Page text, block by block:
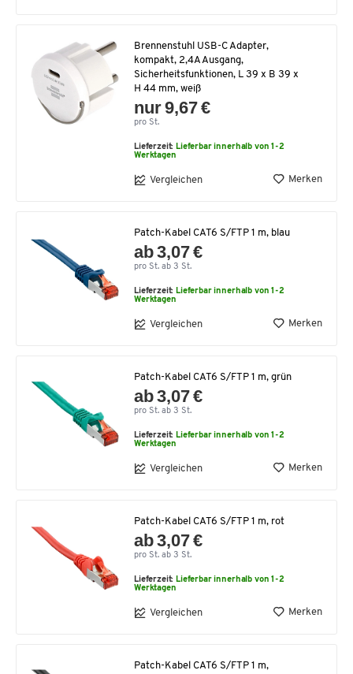
Brennenstuhl USB-C Adapter,
kompakt, 2,4A Ausgang,
Sicherheitsfunktionen, L 39 x B 39 x
H 44 mm, weiß
nur 9,67 €
pro St.
Lieferzeit: Lieferbar innerhalb von 1-2
Werktagen
Vergleichen Merken
Patch-Kabel CAT6 S/FTP 1 m, blau
ab 3,07 €
pro St. ab 3 St.
Lieferzeit: Lieferbar innerhalb von 1-2
Werktagen
Vergleichen Merken
Patch-Kabel CAT6 S/FTP 1 m, grün
ab 3,07 €
pro St. ab 3 St.
Lieferzeit: Lieferbar innerhalb von 1-2
Werktagen
Vergleichen Merken
Patch-Kabel CAT6 S/FTP 1 m, rot
ab 3,07 €
pro St. ab 3 St.
Lieferzeit: Lieferbar innerhalb von 1-2
Werktagen
Vergleichen Merken
Patch-Kabel CAT6 S/FTP 1 m,